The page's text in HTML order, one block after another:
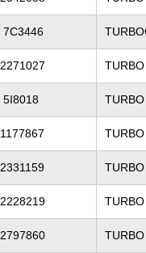
7C3446
2271027 TURBO
5I8018
1177867
2331159
2228219
2797860